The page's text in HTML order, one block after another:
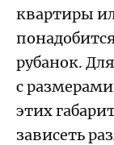
квартиры
рубанок.
с
этих
зависеть